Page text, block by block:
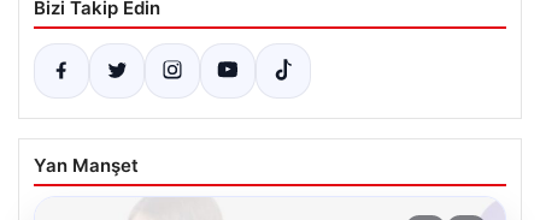
Bizi Takip Edin
Yan Manşet